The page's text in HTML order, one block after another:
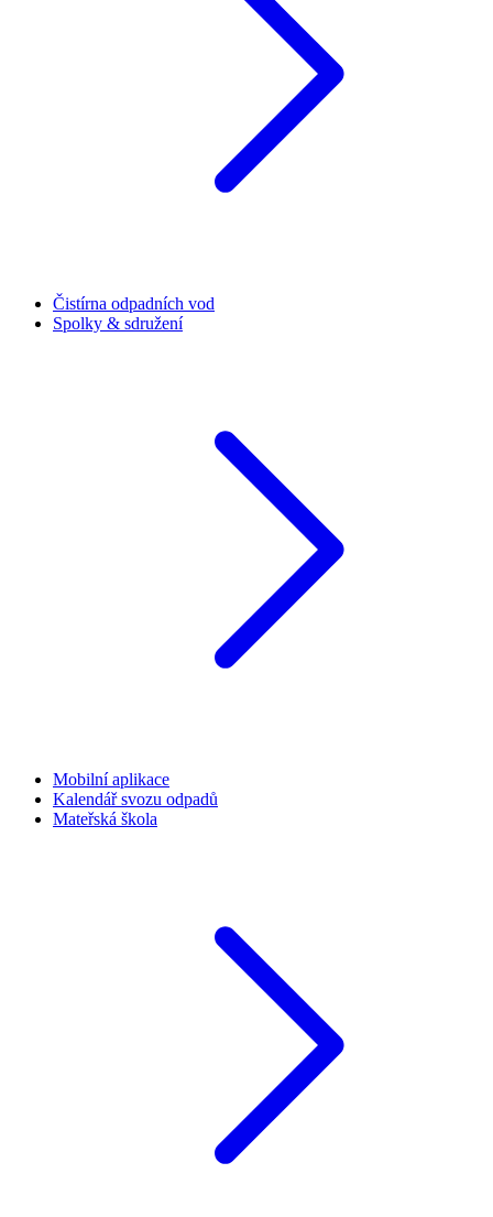
Čistírna odpadních vod
Spolky & sdružení
Mobilní aplikace
Kalendář svozu odpadů
Mateřská škola